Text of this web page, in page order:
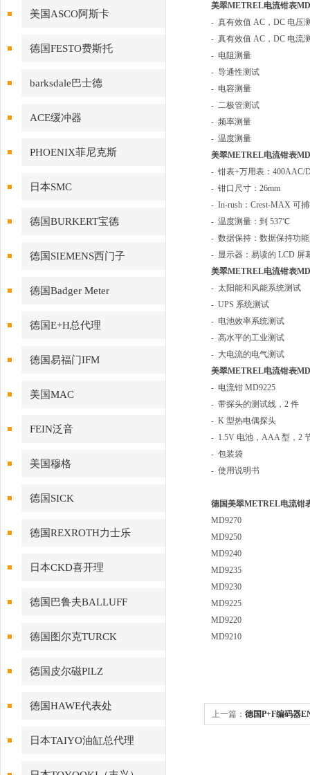
美国ASCO阿斯卡
德国FESTO费斯托
barksdale巴士德
ACE缓冲器
PHOENIX菲尼克斯
日本SMC
德国BURKERT宝德
德国SIEMENS西门子
德国Badger Meter
德国E+H总代理
德国易福门IFM
美国MAC
FEIN泛音
美国穆格
德国SICK
德国REXROTH力士乐
日本CKD喜开理
德国巴鲁夫BALLUFF
德国图尔克TURCK
德国皮尔磁PILZ
德国HAWE代表处
日本TAIYO油缸总代理
美翠METREL电流钳表
- 真有效值 AC，DC 电压
- 真有效值 AC，DC 电流
- 电阻测量
- 导通性测试
- 电容测量
- 二极管测试
- 频率测量
- 温度测量
美翠METREL电流钳表
- 钳表+万用表：400AAC/
- 钳口尺寸：26mm
- In-rush：Crest-MAX 可
- 温度测量：到 537℃
- 数据保持：数据保持功
- 显示器：易读的 LCD 屏
美翠METREL电流钳表
- 太阳能和风能系统测试
- UPS 系统测试
- 电池效率系统测试
- 高水平的工业测试
- 大电流的电气测试
美翠METREL电流钳表
- 电流钳 MD9225
- 带探头的测试线，2 件
- K 型热电偶探头
- 1.5V 电池，AAA 型，2
- 包装袋
- 使用说明书
德国美翠METREL电流钳
MD9270
MD9250
MD9240
MD9235
MD9230
MD9225
MD9220
MD9210
上一篇： 德国P+F编码器